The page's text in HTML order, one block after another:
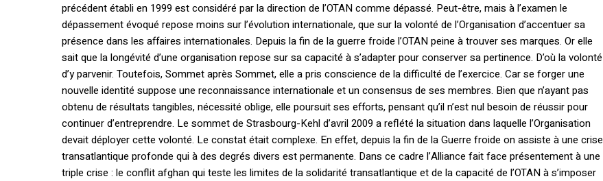
précédent établi en 1999 est considéré par la direction de l’OTAN comme dépassé. Peut-être, mais à l’examen le
dépassement évoqué repose moins sur l’évolution internationale, que sur la volonté de l’Organisation d’accentuer sa
présence dans les affaires internationales. Depuis la fin de la guerre froide l’OTAN peine à trouver ses marques. Or elle
sait que la longévité d’une organisation repose sur sa capacité à s’adapter pour conserver sa pertinence. D’où la volonté
d’y parvenir. Toutefois, Sommet après Sommet, elle a pris conscience de la difficulté de l’exercice. Car se forger une
nouvelle identité suppose une reconnaissance internationale et un consensus de ses membres. Bien que n’ayant pas
obtenu de résultats tangibles, nécessité oblige, elle poursuit ses efforts, pensant qu’il n’est nul besoin de réussir pour
continuer d’entreprendre. Le sommet de Strasbourg-Kehl d’avril 2009 a reflété la situation dans laquelle l’Organisation
devait déployer cette volonté. Le constat était complexe. En effet, depuis la fin de la Guerre froide on assiste à une crise
transatlantique profonde qui à des degrés divers est permanente. Dans ce cadre l’Alliance fait face présentement à une
triple crise : le conflit afghan qui teste les limites de la solidarité transatlantique et de la capacité de l’OTAN à s’imposer